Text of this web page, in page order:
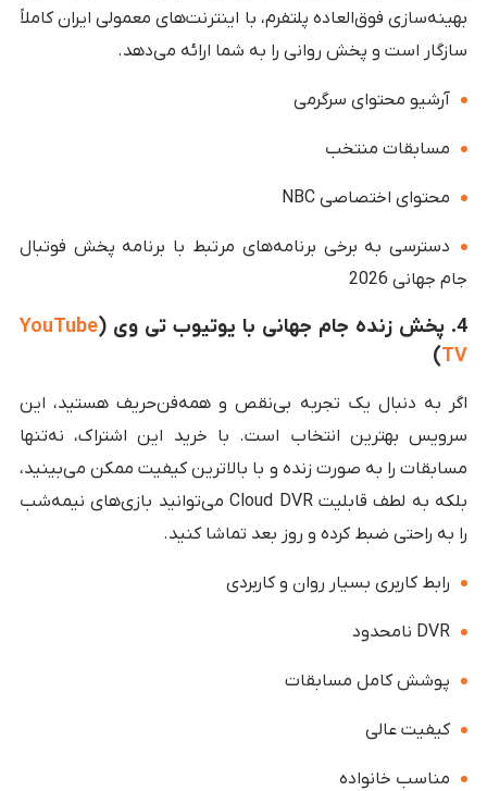
بهینه‌سازی فوق‌العاده پلتفرم، با اینترنت‌های معمولی ایران کاملاً
سازگار است و پخش روانی را به شما ارائه می‌دهد.
آرشیو محتوای سرگرمی
مسابقات منتخب
محتوای اختصاصی NBC
دسترسی به برخی برنامه‌های مرتبط با برنامه پخش فوتبال
جام جهانی 2026
4. پخش زنده جام جهانی با یوتیوب تی وی (
YouTube
TV
)
اگر به دنبال یک تجربه بی‌نقص و همه‌فن‌حریف هستید، این
سرویس بهترین انتخاب است. با خرید این اشتراک، نه‌تنها
مسابقات را به صورت زنده و با بالاترین کیفیت ممکن می‌بینید،
بلکه به لطف قابلیت Cloud DVR می‌توانید بازی‌های نیمه‌شب
را به راحتی ضبط کرده و روز بعد تماشا کنید.
رابط کاربری بسیار روان و کاربردی
DVR نامحدود
پوشش کامل مسابقات
کیفیت عالی
مناسب خانواده